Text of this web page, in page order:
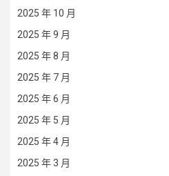
2025 年 10 月
2025 年 9 月
2025 年 8 月
2025 年 7 月
2025 年 6 月
2025 年 5 月
2025 年 4 月
2025 年 3 月